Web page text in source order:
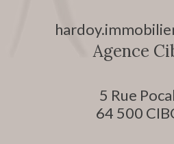
Agence
5 Rue
64 500